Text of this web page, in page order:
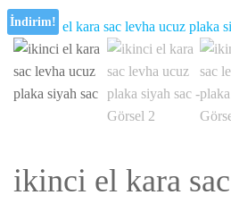
BUZDOLABI ÇIKMA VE
TEMIZ KARAVAN
BUZDOLABI 2 EL
İndirim!
ikinci el kara